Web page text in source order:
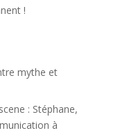
!
mythe et
: Stéphane,
à